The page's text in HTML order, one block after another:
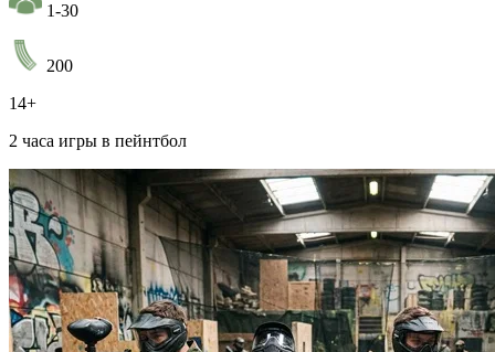
1-30
200
14+
2 часа игры в пейнтбол